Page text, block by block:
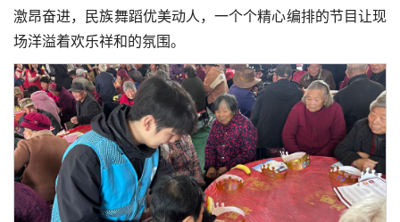
激昂奋进，民族舞蹈优美动人，一个个精心编排的节目让现
场洋溢着欢乐祥和的氛围。